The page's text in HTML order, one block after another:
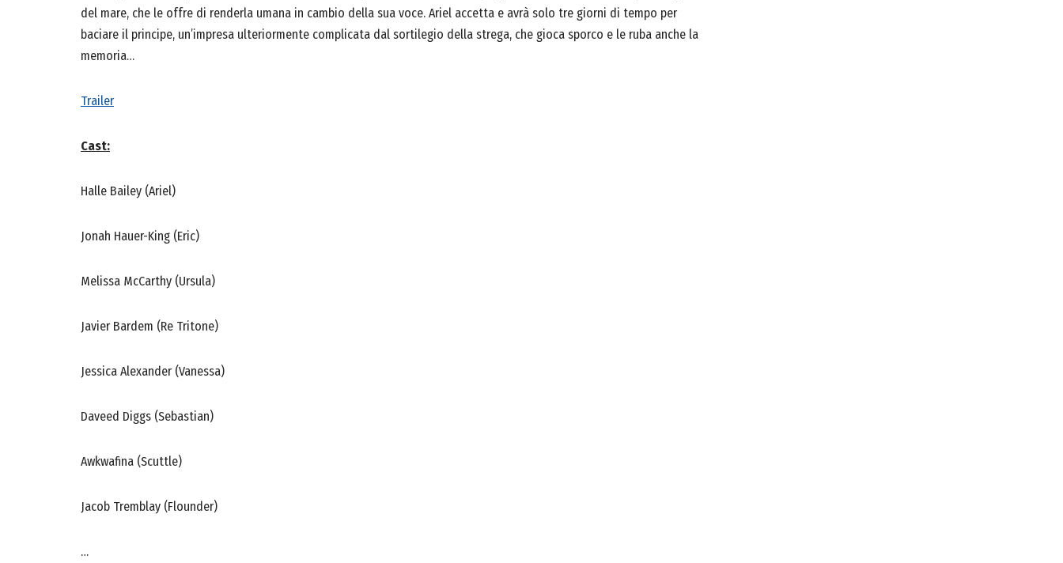
del mare, che le offre di renderla umana in cambio della sua voce. Ariel accetta e avrà solo tre giorni di tempo per
baciare il principe, un’impresa ulteriormente complicata dal sortilegio della strega, che gioca sporco e le ruba anche la
memoria…
Trailer
Cast:
Halle Bailey (Ariel)
Jonah Hauer-King (Eric)
Melissa McCarthy (Ursula)
Javier Bardem (Re Tritone)
Jessica Alexander (Vanessa)
Daveed Diggs (Sebastian)
Awkwafina (Scuttle)
Jacob Tremblay (Flounder)
…